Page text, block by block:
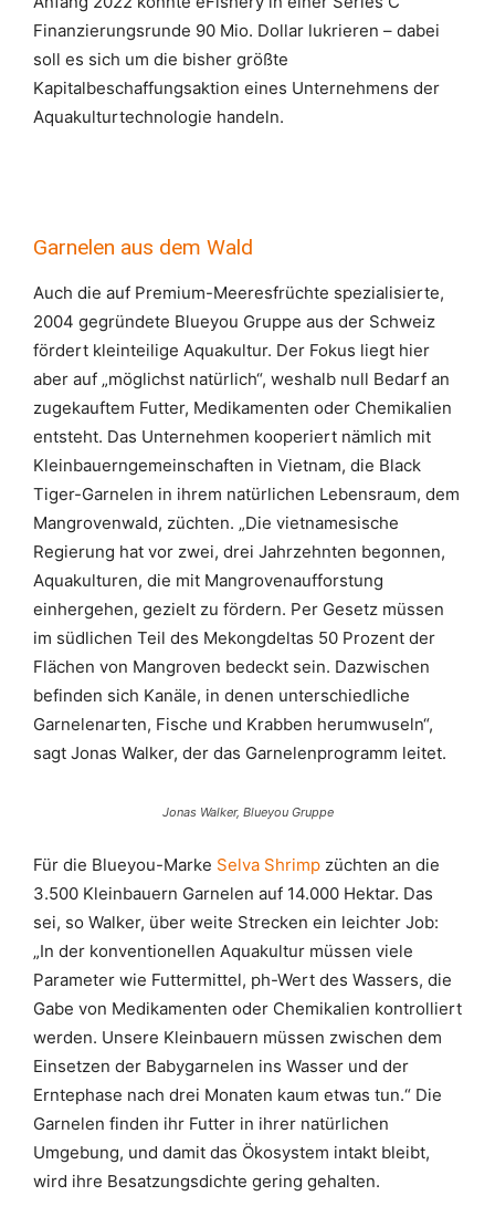
Finanzierungsrunde 90 Mio. Dollar lukrieren – dabei
soll es sich um die bisher größte
Kapitalbeschaffungsaktion eines Unternehmens der
Aquakulturtechnologie handeln.
Garnelen aus dem Wald
Auch die auf Premium-Meeresfrüchte spezialisierte,
2004 gegründete Blueyou Gruppe aus der Schweiz
fördert kleinteilige Aquakultur. Der Fokus liegt hier
aber auf „möglichst natürlich“, weshalb null Bedarf an
zugekauftem Futter, Medikamenten oder Chemikalien
entsteht. Das Unternehmen kooperiert nämlich mit
Kleinbauerngemeinschaften in Vietnam, die Black
Tiger-Garnelen in ihrem natürlichen Lebensraum, dem
Mangrovenwald, züchten. „Die vietnamesische
Regierung hat vor zwei, drei Jahrzehnten begonnen,
Aquakulturen, die mit Mangrovenaufforstung
einhergehen, gezielt zu fördern. Per Gesetz müssen
im südlichen Teil des Mekongdeltas 50 Prozent der
Flächen von Mangroven bedeckt sein. Dazwischen
befinden sich Kanäle, in denen unterschiedliche
Garnelenarten, Fische und Krabben herumwuseln“,
sagt Jonas Walker, der das Garnelenprogramm leitet.
Jonas Walker, Blueyou Gruppe
Für die Blueyou-Marke Selva Shrimp züchten an die
3.500 Kleinbauern Garnelen auf 14.000 Hektar. Das
sei, so Walker, über weite Strecken ein leichter Job:
„In der konventionellen Aquakultur müssen viele
Parameter wie Futtermittel, ph-Wert des Wassers, die
Gabe von Medikamenten oder Chemikalien kontrolliert
werden. Unsere Kleinbauern müssen zwischen dem
Einsetzen der Babygarnelen ins Wasser und der
Erntephase nach drei Monaten kaum etwas tun.“ Die
Garnelen finden ihr Futter in ihrer natürlichen
Umgebung, und damit das Ökosystem intakt bleibt,
wird ihre Besatzungsdichte gering gehalten.